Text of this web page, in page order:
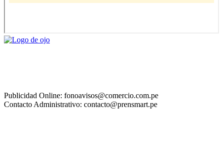
Publicidad Online: fonoavisos@comercio.com.pe
Contacto Administrativo: contacto@prensmart.pe